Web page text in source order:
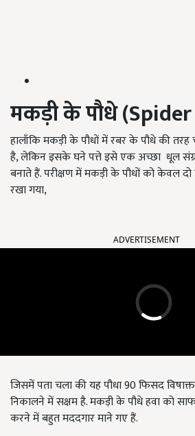
मकड़ी के पौधे
हालाँकि मकड़ी के पौधों में रबर के पौधे की तरह
है, लेकिन इसके घने पत्ते इसे एक अच्छा धूल
बनाते हैं. परीक्षण में मकड़ी के पौधों को केवल
रखा गया,
ADVERTISEMENT
जिसमें पता चला की यह पौधा 90 फिसद
निकालने में सक्षम है. मकड़ी के पौधे हवा को
करने में बहुत मददगार माने गए हैं.